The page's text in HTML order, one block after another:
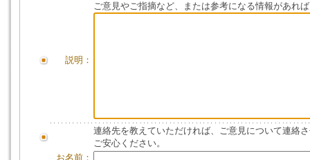
説明：
ご意見やご指摘など、または参考になる情報があれ
連絡先を教えていただければ、ご意見について連絡
ご安心ください。
お名前：